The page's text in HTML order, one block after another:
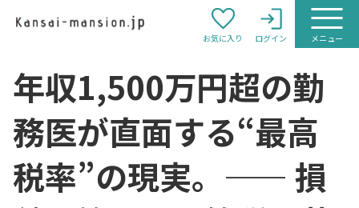
お気に入り ログイン メニュー
年収1,500万円超の勤
務医が直面する“最高
税率”の現実。―― 損